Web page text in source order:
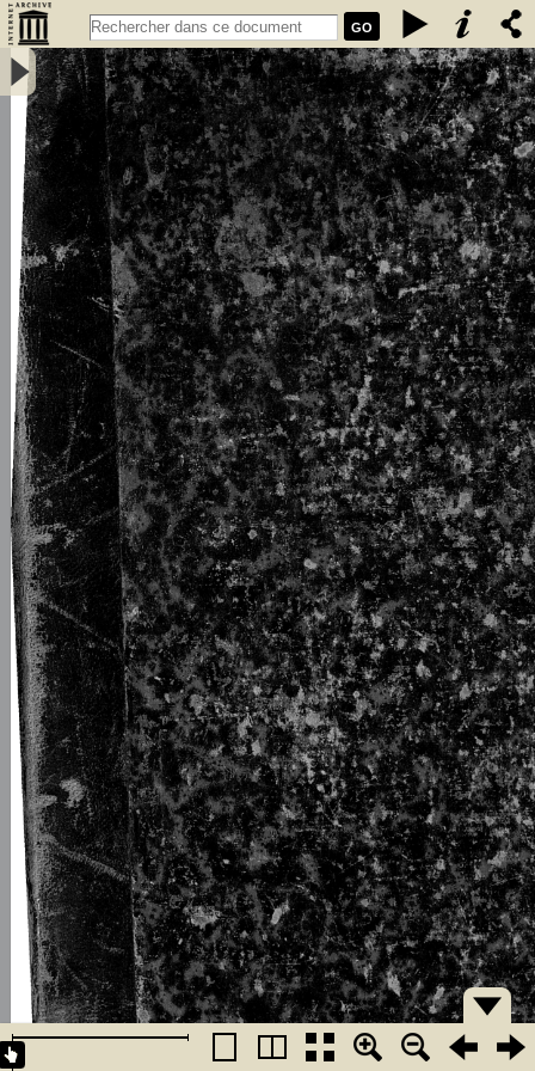
GO
L\'émigration bretonne en Armorique du Ve au VIIe siècle de notre
ère : thèse pour le doctorat - Loth, Joseph (1847-1934)